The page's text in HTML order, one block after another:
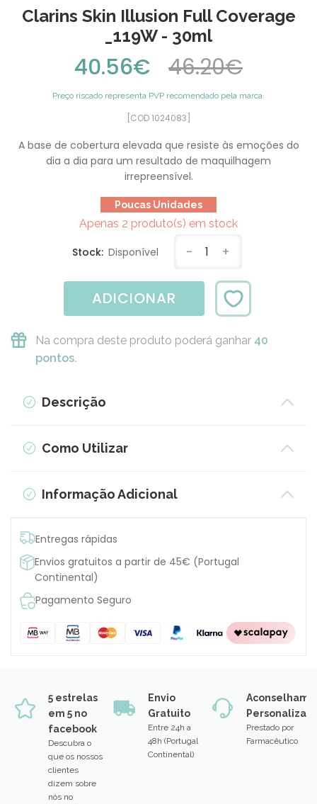
Clarins Skin Illusion Full Coverage
_119W - 30ml
40.56€ 46.20€
Preço riscado representa PVP recomendado pela marca.
[COD 1024083]
A base de cobertura elevada que resiste às emoções do
dia a dia para um resultado de maquilhagem
irrepreensível.
Poucas Unidades
Apenas 2 produto(s) em stock
Stock: Disponível - 1 +
ADICIONAR
Na compra deste produto poderá ganhar 40
pontos.
Descrição
Como Utilizar
Informação Adicional
Entregas rápidas
Envios gratuitos a partir de 45€ (Portugal
Continental)
Pagamento Seguro
5 estrelas
em 5 no
facebook
Descubra o
que os nossos
clientes
dizem sobre
nós no
Envio
Gratuito
Entre 24h a
48h (Portugal
Continental)
Prestado por
Farmacêutico